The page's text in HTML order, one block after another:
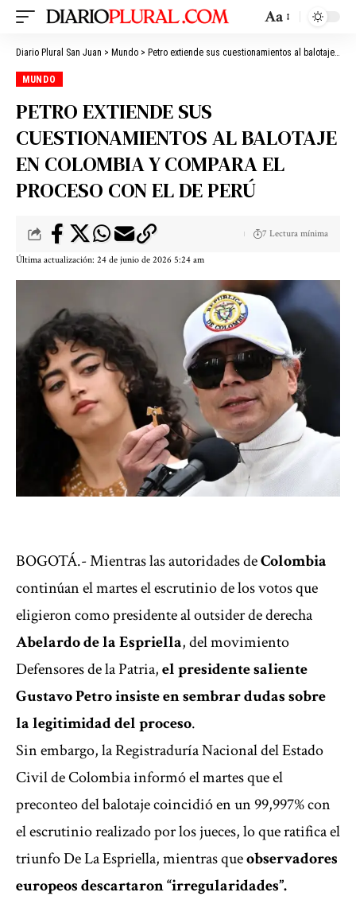
Aa
Diario Plural San Juan > Mundo > Petro extiende sus cuestionamientos al balotaje en Colombia y compara el proceso con el de Perú
MUNDO
PETRO EXTIENDE SUS
CUESTIONAMIENTOS AL BALOTAJE
EN COLOMBIA Y COMPARA EL
PROCESO CON EL DE PERÚ
Última actualización: 24 de junio de 2026 5:24 am
7 Lectura mínima
BOGOTÁ.- Mientras las autoridades deColombia
continúan el martes el escrutinio de los votos que
eligieron como presidente al outsider de derecha
Abelardo de la Espriella, del movimiento
Defensores de la Patria,el presidente saliente
Gustavo Petro insiste en sembrar dudas sobre
la legitimidad del proceso.
Sin embargo, la Registraduría Nacional del Estado
Civil de Colombia informó el martes que el
preconteo del balotaje coincidió ‌en ⁠un 99,997% con
el escrutinio realizado por los jueces, lo que ratifica el
triunfo De La Espriella, mientras queobservadores
europeos descartaron “irregularidades”.